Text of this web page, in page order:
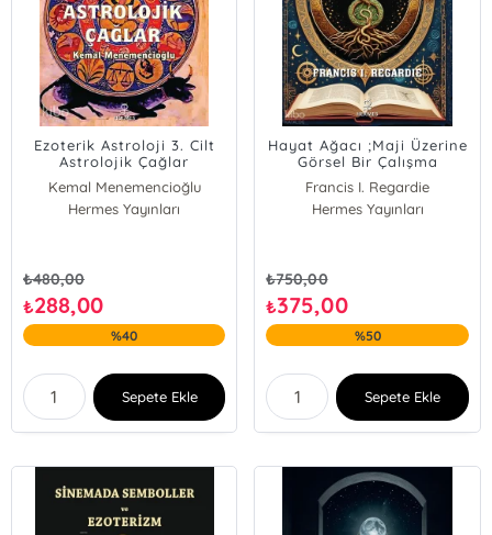
Ezoterik Astroloji 3. Cilt
Astrolojik Çağlar
Kemal Menemencioğlu
Hermes Yayınları
₺480,00
₺288,00
%40
Sepete Ekle
Hayat Ağacı ;Maji Üzerine
Görsel Bir Çalışma
Francis I. Regardie
Hermes Yayınları
₺750,00
₺375,00
%50
Sepete Ekle